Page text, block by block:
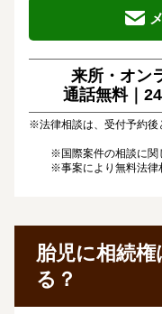
来所・オン
通話無料｜
※法律相談は、受付予約後
※国際案件の相談に関
※事案により無料法律
胎児に相続
る？